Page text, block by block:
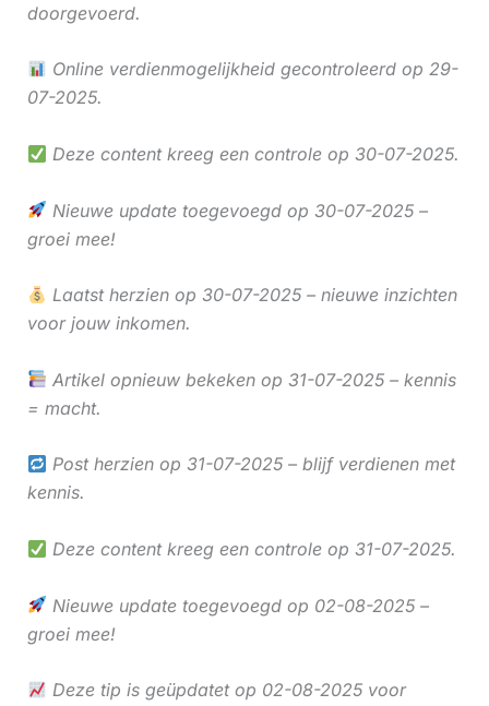
doorgevoerd.
Online verdienmogelijkheid gecontroleerd op 29-
07-2025.
Deze content kreeg een controle op 30-07-2025.
Nieuwe update toegevoegd op 30-07-2025 –
groei mee!
Laatst herzien op 30-07-2025 – nieuwe inzichten
voor jouw inkomen.
Artikel opnieuw bekeken op 31-07-2025 – kennis
= macht.
Post herzien op 31-07-2025 – blijf verdienen met
kennis.
Deze content kreeg een controle op 31-07-2025.
Nieuwe update toegevoegd op 02-08-2025 –
groei mee!
Deze tip is geüpdatet op 02-08-2025 voor